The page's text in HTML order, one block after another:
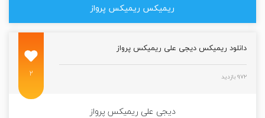
ریمیکس ریمیکس پرواز
دانلود ریمیکس دیجی علی ریمیکس پرواز
۹۷۲ بازدید ۲
دیجی علی ریمیکس پرواز